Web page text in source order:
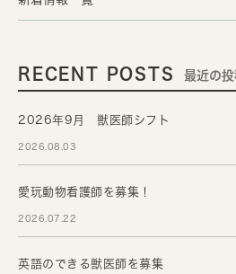
RECENT POSTS 最近の投
2026年9月 獣医師シフト
2026.08.03
愛玩動物看護師を募集！
2026.07.22
英語のできる獣医師を募集